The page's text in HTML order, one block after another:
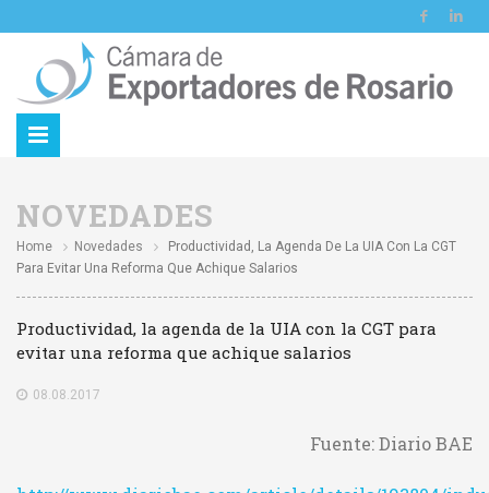
NOVEDADES
Home Novedades
Productividad, La Agenda De La UIA Con La CGT
Para Evitar Una Reforma Que Achique Salarios
Productividad, la agenda de la UIA con la CGT para
evitar una reforma que achique salarios
08.08.2017
Fuente: Diario BAE